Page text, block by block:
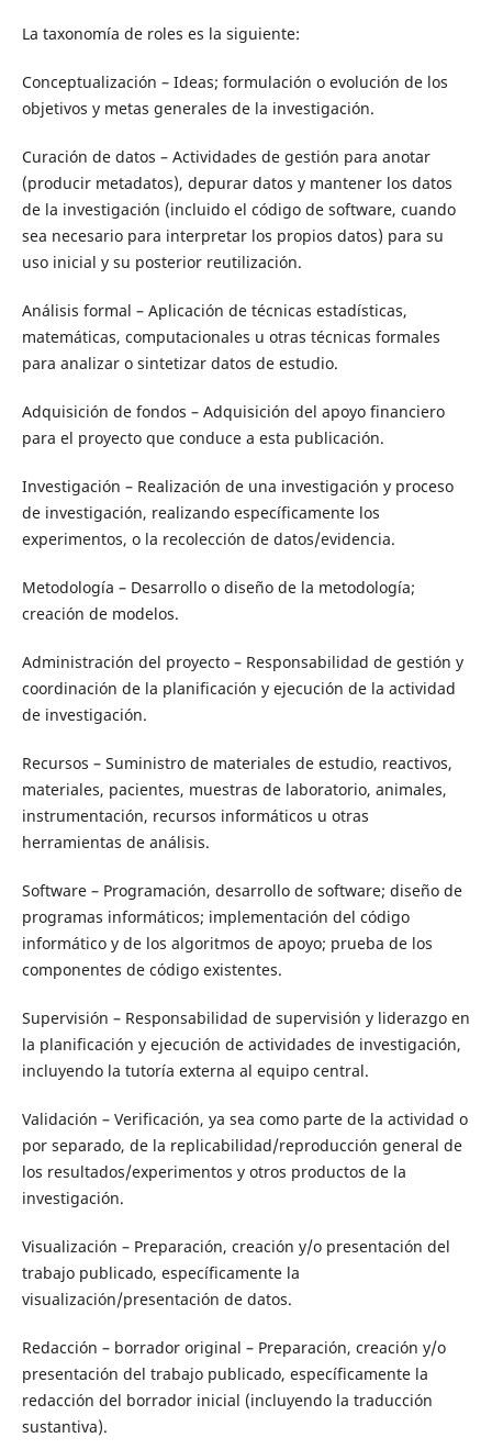
La taxonomía de roles es la siguiente:
Conceptualización – Ideas; formulación o evolución de los
objetivos y metas generales de la investigación.
Curación de datos – Actividades de gestión para anotar
(producir metadatos), depurar datos y mantener los datos
de la investigación (incluido el código de software, cuando
sea necesario para interpretar los propios datos) para su
uso inicial y su posterior reutilización.
Análisis formal – Aplicación de técnicas estadísticas,
matemáticas, computacionales u otras técnicas formales
para analizar o sintetizar datos de estudio.
Adquisición de fondos – Adquisición del apoyo financiero
para el proyecto que conduce a esta publicación.
Investigación – Realización de una investigación y proceso
de investigación, realizando específicamente los
experimentos, o la recolección de datos/evidencia.
Metodología – Desarrollo o diseño de la metodología;
creación de modelos.
Administración del proyecto – Responsabilidad de gestión y
coordinación de la planificación y ejecución de la actividad
de investigación.
Recursos – Suministro de materiales de estudio, reactivos,
materiales, pacientes, muestras de laboratorio, animales,
instrumentación, recursos informáticos u otras
herramientas de análisis.
Software – Programación, desarrollo de software; diseño de
programas informáticos; implementación del código
informático y de los algoritmos de apoyo; prueba de los
componentes de código existentes.
Supervisión – Responsabilidad de supervisión y liderazgo en
la planificación y ejecución de actividades de investigación,
incluyendo la tutoría externa al equipo central.
Validación – Verificación, ya sea como parte de la actividad o
por separado, de la replicabilidad/reproducción general de
los resultados/experimentos y otros productos de la
investigación.
Visualización – Preparación, creación y/o presentación del
trabajo publicado, específicamente la
visualización/presentación de datos.
Redacción – borrador original – Preparación, creación y/o
presentación del trabajo publicado, específicamente la
redacción del borrador inicial (incluyendo la traducción
sustantiva).